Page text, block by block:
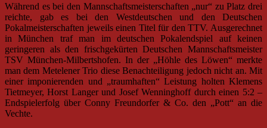
Während es bei den Mannschaftsmeisterschaften „nur“ zu Platz drei
reichte, gab es bei den Westdeutschen und den Deutschen
Pokalmeisterschaften jeweils einen Titel für den TTV. Ausgerechnet
in München traf man im deutschen Pokalendspiel auf keinen
geringeren als den frischgekürten Deutschen Mannschaftsmeister
TSV München-Milbertshofen. In der „Höhle des Löwen“ merkte
man dem Metelener Trio diese Benachteiligung jedoch nicht an. Mit
einer imponierenden und „traumhaften“ Leistung holten Klemens
Tietmeyer, Horst Langer und Josef Wenninghoff durch einen 5:2 –
Endspielerfolg über Conny Freundorfer & Co. den „Pott“ an die
Vechte.